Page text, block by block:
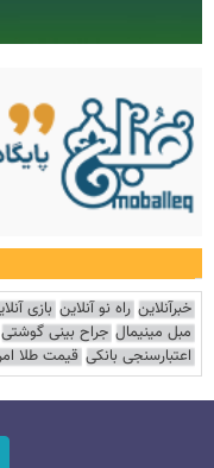
خبرآنلاین راه نو آنلاین بازی
مبل مینیمال جراح بینی گوشتی
اعتبارسنجی بانکی قیمت طلا